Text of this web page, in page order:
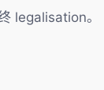
legalisation。